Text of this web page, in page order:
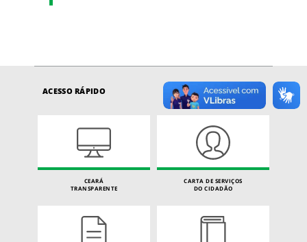
ACESSO RÁPIDO
CEARÁ
TRANSPARENTE
CARTA DE SERVIÇOS
DO CIDADÃO